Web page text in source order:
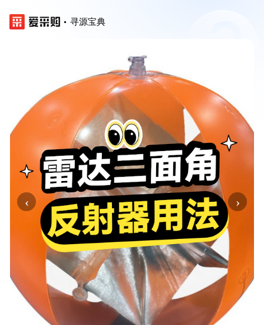
寻源宝典
‹ ›